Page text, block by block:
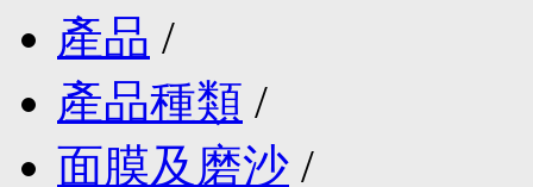
產品 /
產品種類 /
面膜及磨沙 /